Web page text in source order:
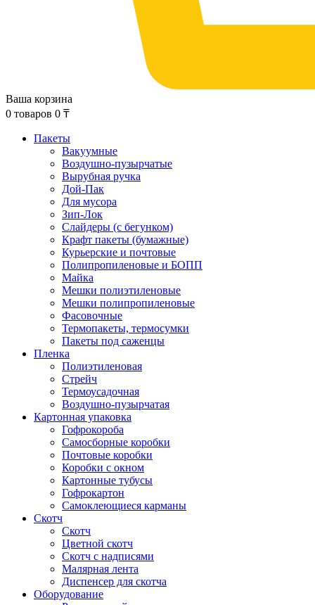
Ваша корзина
0 товаров 0 ₸
Пакеты
Вакуумные
Воздушно-пузырчатые
Вырубная ручка
Дой-Пак
Для мусора
Зип-Лок
Слайдеры (с бегунком)
Крафт пакеты (бумажные)
Курьерские и почтовые
Полипропиленовые и БОПП
Майка
Мешки полиэтиленовые
Мешки полипропиленовые
Фасовочные
Термопакеты, термосумки
Пакеты под саженцы
Пленка
Полиэтиленовая
Стрейч
Термоусадочная
Воздушно-пузырчатая
Картонная упаковка
Гофрокороба
Самосборные коробки
Почтовые коробки
Коробки с окном
Картонные тубусы
Гофрокартон
Самоклеющиеся карманы
Скотч
Скотч
Цветной скотч
Скотч с надписями
Малярная лента
Диспенсер для скотча
Оборудование